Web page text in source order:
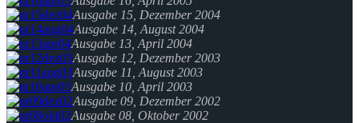
Ausgabe 15, Dezember 2004
Ausgabe 14, August 2004
Ausgabe 13, April 2004
Ausgabe 12, Dezember 2003
Ausgabe 11, August 2003
Ausgabe 10, April 2003
Ausgabe 09, Dezember 2002
Ausgabe 08, Oktober 2002